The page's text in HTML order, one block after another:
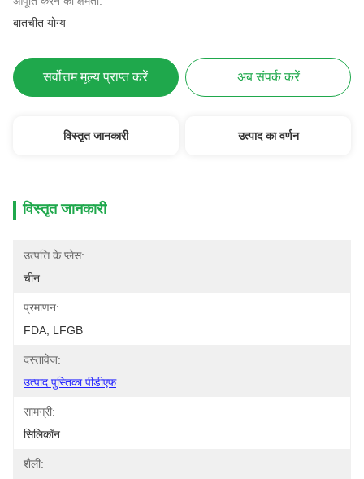
बातचीत योग्य
सर्वोत्तम मूल्य प्राप्त करें अब संपर्क करें
विस्तृत जानकारी उत्पाद का वर्णन
विस्तृत जानकारी
उत्पत्ति के प्लेस:
चीन
प्रमाणन:
FDA, LFGB
दस्तावेज:
उत्पाद पुस्तिका पीडीएफ
सामग्री:
सिलिकॉन
शैली: